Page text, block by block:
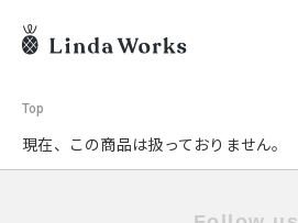
Top
現在、この商品は扱っておりません。